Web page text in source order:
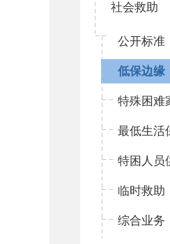
社会救助
公开标准
低保边缘
最低生活
特困人员
临时救助
综合业务